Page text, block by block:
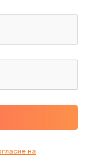
на